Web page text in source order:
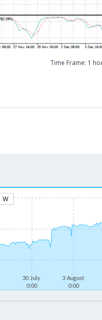
Time Frame: 1
W
30 July
0:00
3 August
0:00